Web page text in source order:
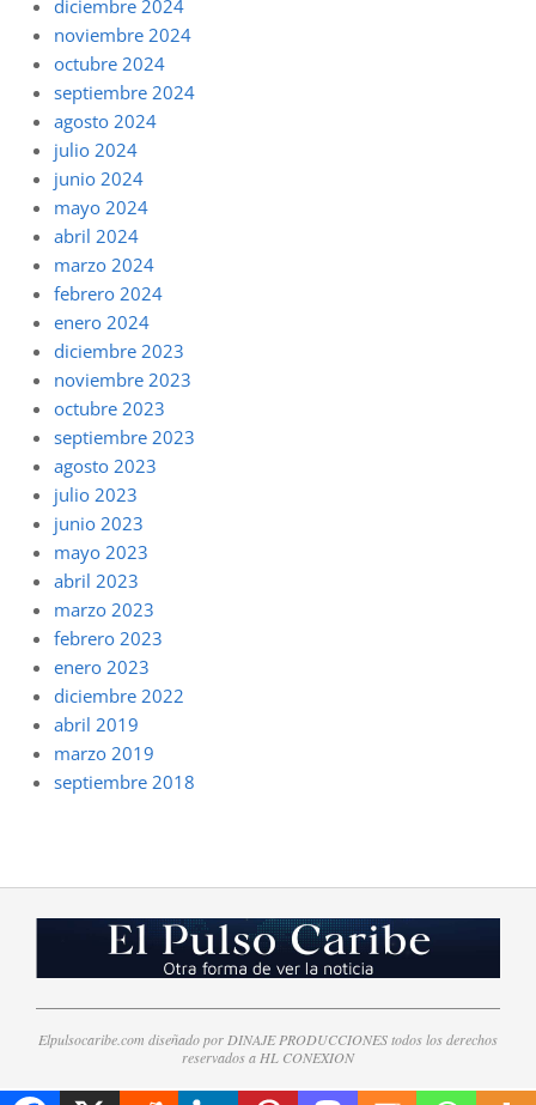
diciembre 2024
noviembre 2024
octubre 2024
septiembre 2024
agosto 2024
julio 2024
junio 2024
mayo 2024
abril 2024
marzo 2024
febrero 2024
enero 2024
diciembre 2023
noviembre 2023
octubre 2023
septiembre 2023
agosto 2023
julio 2023
junio 2023
mayo 2023
abril 2023
marzo 2023
febrero 2023
enero 2023
diciembre 2022
abril 2019
marzo 2019
septiembre 2018
Elpulsocaribe.com diseñado por DINAJE PRODUCCIONES todos los derechos
reservados a HL CONEXION